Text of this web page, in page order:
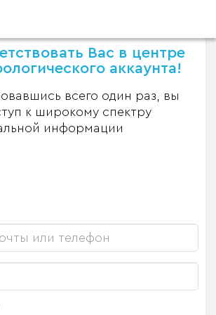
Вас в центре
аккаунта!
всего один раз, вы
к широкому спектру
информации